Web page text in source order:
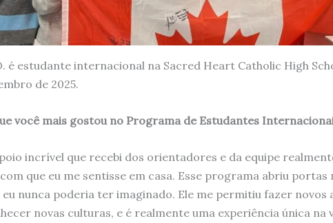
é estudante internacional na Sacred Heart Catholic High
de 2025.
você mais gostou no Programa de Estudantes
incrível que recebi dos orientadores e da equipe
que eu me sentisse em casa. Esse programa abriu portas
eu nunca poderia ter imaginado. Ele me permitiu fazer novos
novas culturas, e é realmente uma experiência única na